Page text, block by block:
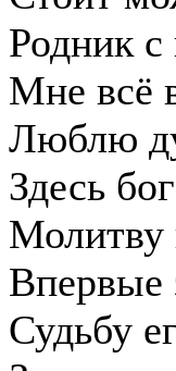
Родник с
Мне всё
Люблю
Здесь
Молитву
Впервые
Судьбу